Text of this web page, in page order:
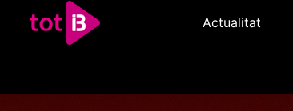
Actualitat